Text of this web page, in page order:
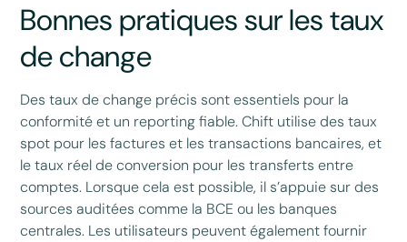
Bonnes pratiques sur les taux
de change
Des taux de change précis sont essentiels pour la
conformité et un reporting fiable. Chift utilise des taux
spot pour les factures et les transactions bancaires, et
le taux réel de conversion pour les transferts entre
comptes. Lorsque cela est possible, il s’appuie sur des
sources auditées comme la BCE ou les banques
centrales. Les utilisateurs peuvent également fournir